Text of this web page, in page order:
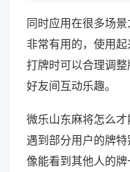
同时应用在很多场
非常有用的，使用
打牌时可以合理调
好友间互动乐趣。
微乐山东麻将怎么
遇到部分用户的牌
像能看到其他人的